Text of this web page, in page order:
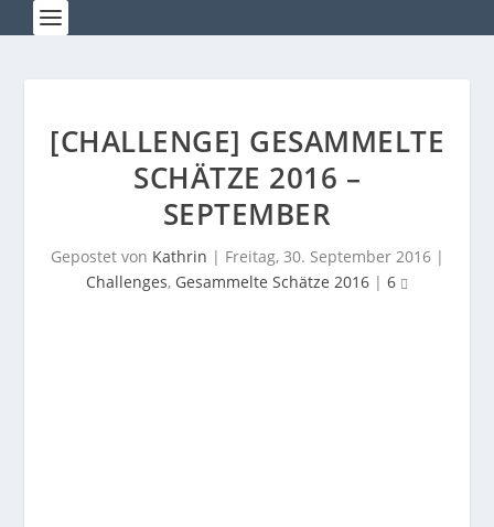
[CHALLENGE] GESAMMELTE
SCHÄTZE 2016 –
SEPTEMBER
Gepostet von Kathrin | Freitag, 30. September 2016|
Challenges, Gesammelte Schätze 2016 | 6